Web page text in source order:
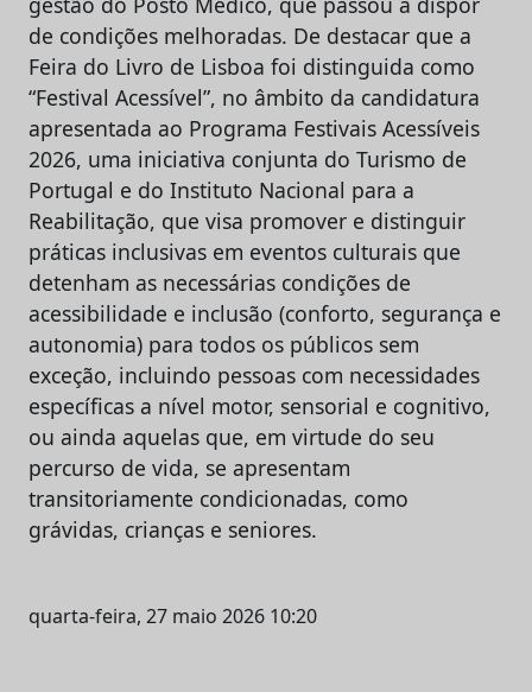
de condições melhoradas. De destacar que a
Feira do Livro de Lisboa foi distinguida como
“Festival Acessível”, no âmbito da candidatura
apresentada ao Programa Festivais Acessíveis
2026, uma iniciativa conjunta do Turismo de
Portugal e do Instituto Nacional para a
Reabilitação, que visa promover e distinguir
práticas inclusivas em eventos culturais que
detenham as necessárias condições de
acessibilidade e inclusão (conforto, segurança e
autonomia) para todos os públicos sem
exceção, incluindo pessoas com necessidades
específicas a nível motor, sensorial e cognitivo,
ou ainda aquelas que, em virtude do seu
percurso de vida, se apresentam
transitoriamente condicionadas, como
grávidas, crianças e seniores.
quarta-feira, 27 maio 2026 10:20